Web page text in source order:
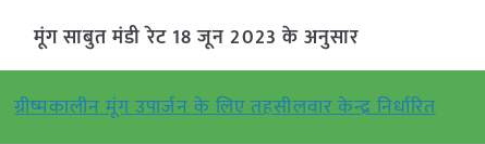
मूंग साबुत मंडी रेट 18 जून 2023 के अनुसार
ग्रीष्मकालीन मूंग उपार्जन के लिए तहसीलवार केन्द्र निर्धारित